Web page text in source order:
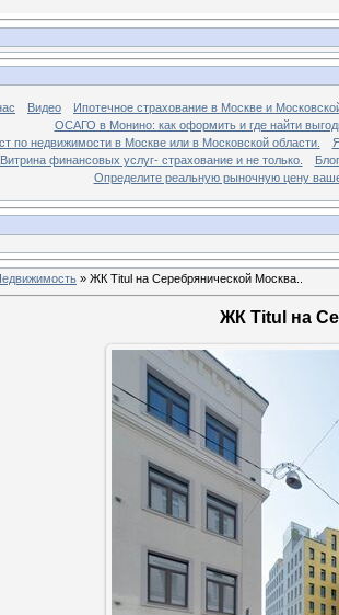
Видео
Ипотечное страхование в Москве и
ОСАГО в Монино: как оформить и где найти
по недвижимости в Москве или в Московской области.
Витрина финансовых услуг- страхование и не только.
Блог
Определите реальную рыночную цену
» ЖК Titul на Серебрянической Москва..
ЖК Titul на